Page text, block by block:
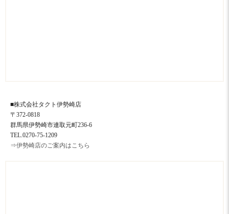
■株式会社タクト伊勢崎店
〒372-0818
群馬県伊勢崎市連取元町236-6
TEL.0270-75-1209
⇒伊勢崎店のご案内はこちら